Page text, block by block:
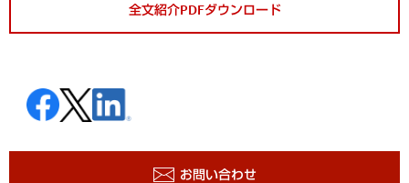
全文紹介PDFダウンロード
お問い合わせ